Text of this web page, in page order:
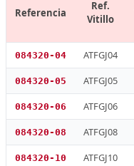
Referencia
Ref.
Vitillo
084320-04 ATFGJ04
084320-05 ATFGJ05
084320-06 ATFGJ06
084320-08 ATFGJ08
084320-10 ATFGJ10